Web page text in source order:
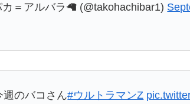
＝アルバラ🦙 (@takohachibar1)
週のバコさん#ウルトラマンZ